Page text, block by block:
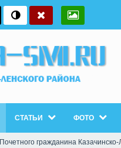
СТАТЬИ ФОТО
Почетного гражданина